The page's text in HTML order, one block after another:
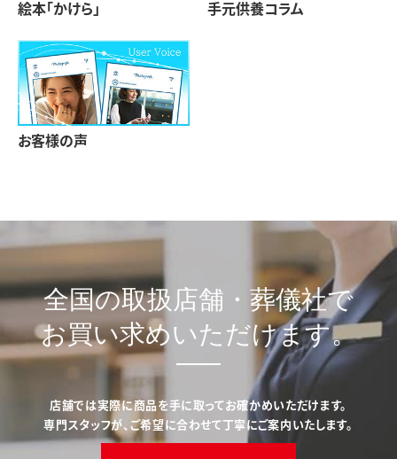
絵本「かけら」 手元供養コラム
お客様の声
全国の取扱店舗・葬儀社で
お買い求めいただけます。
店舗では実際に商品を手に取ってお確かめいただけます。
専門スタッフが、ご希望に合わせて丁寧にご案内いたします。